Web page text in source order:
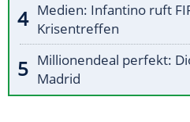
Medien: Infantino ruft
Krisentreffen
Millionendeal perfekt:
Madrid